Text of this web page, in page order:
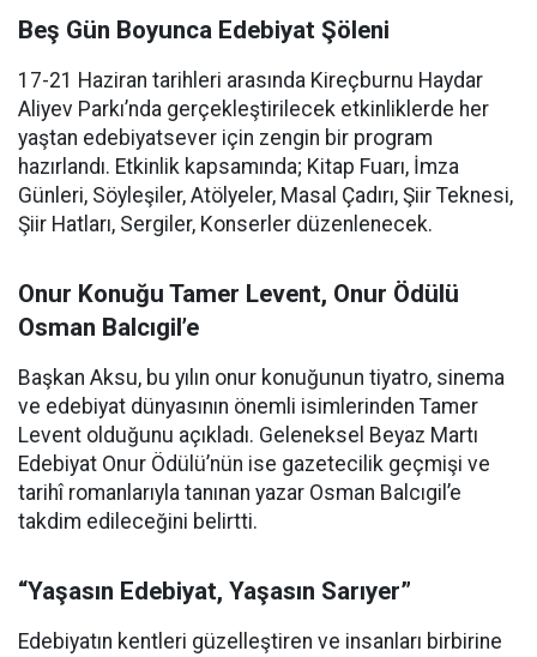
Beş Gün Boyunca Edebiyat Şöleni
17-21 Haziran tarihleri arasında Kireçburnu Haydar
Aliyev Parkı’nda gerçekleştirilecek etkinliklerde her
yaştan edebiyatsever için zengin bir program
hazırlandı. Etkinlik kapsamında; Kitap Fuarı, İmza
Günleri, Söyleşiler, Atölyeler, Masal Çadırı, Şiir Teknesi,
Şiir Hatları, Sergiler, Konserler düzenlenecek.
Onur Konuğu Tamer Levent, Onur Ödülü
Osman Balcıgil’e
Başkan Aksu, bu yılın onur konuğunun tiyatro, sinema
ve edebiyat dünyasının önemli isimlerinden Tamer
Levent olduğunu açıkladı. Geleneksel Beyaz Martı
Edebiyat Onur Ödülü’nün ise gazetecilik geçmişi ve
tarihî romanlarıyla tanınan yazar Osman Balcıgil’e
takdim edileceğini belirtti.
“Yaşasın Edebiyat, Yaşasın Sarıyer”
Edebiyatın kentleri güzelleştiren ve insanları birbirine